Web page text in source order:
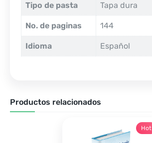
Tipo de pasta Tapa dura
No. de paginas 144
Idioma Español
Productos relacionados
Hot